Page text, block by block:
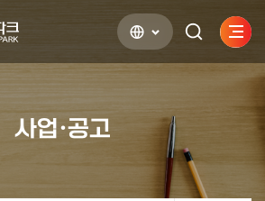
검색하기사이
열기
사업·공고